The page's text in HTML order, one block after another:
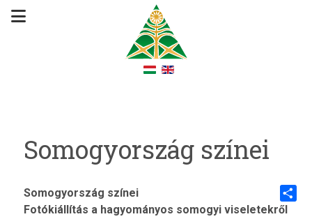
Somogyország színei
Share
Somogyország színei
Fotókiállítás a hagyományos somogyi viseletekről